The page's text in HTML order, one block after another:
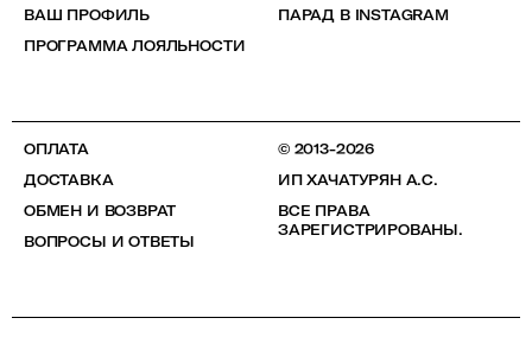
ВАШ ПРОФИЛЬ
ПРОГРАММА ЛОЯЛЬНОСТИ
ПАРАД В INSTAGRAM
ОПЛАТА
ДОСТАВКА
ОБМЕН И ВОЗВРАТ
ВОПРОСЫ И ОТВЕТЫ
© 2013-2026
ИП ХАЧАТУРЯН А.С.
ВСЕ ПРАВА
ЗАРЕГИСТРИРОВАНЫ.